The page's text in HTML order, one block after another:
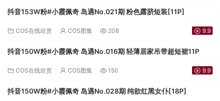
抖音153W粉#小霞佩奇 岛遇No.021期 粉色露脐短装[11P]
COS在线欣赏 COS图集 208 9.9
抖音150W粉#小霞佩奇 岛遇No.016期 轻薄居家吊带超短裙11P
COS在线欣赏 COS图集 150 9.9
抖音150W粉#小霞佩奇 岛遇No.028期 纯欲红黑女仆[18P]